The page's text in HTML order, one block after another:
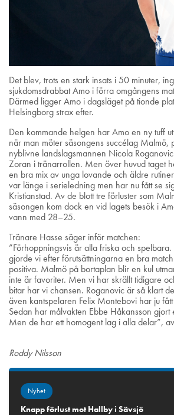
Det blev, trots en stark insats i 50 minuter,
sjukdomsdrabbat Amo i förra omgångens
Därmed ligger Amo i dagsläget på tionde
Helsingborg strax efter.
Den kommande helgen har Amo en ny tuff
när man möter säsongens succélag Malmö,
nyblivne landslagsmannen Nicola
Zoran i tränarrollen. Men över huvud taget
en bra mix av unga lovande och äldre
var länge i serieledning men har nu fått se
Kristianstad. Av de blott tre förluster som
säsongen kom dock en vid lagets besök i
vann med 28–25.
Tränare Hasse säger inför matchen:
”Förhoppningsvis är alla friska och
gjorde vi efter förutsättningarna en bra
positiva. Malmö på bortaplan blir en kul
inte är favoriter. Men vi har skrällt tidigare
bitar har vi chansen. Roganovic är så klart
även kantspelaren Felix Montebovi har ju
Sedan har målvakten Ebbe Håkansson gjort
Men de har ett homogent lag i alla delar”,
Roddy Nilsson
Nyhet
Knapp förlust mot Hallby i Sävsjö